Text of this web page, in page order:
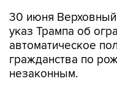
30 июня
указ Трампа об
автоматическое
гражданства по
незаконным.